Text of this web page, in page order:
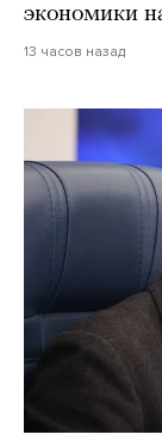
экономики
13 часов назад